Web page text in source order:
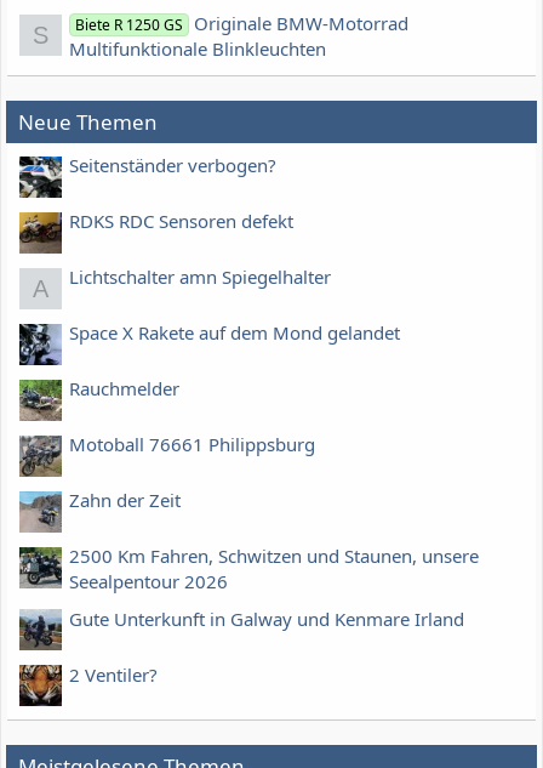
S Biete R 1250 GS
Originale BMW-Motorrad
Multifunktionale Blinkleuchten
Neue Themen
Seitenständer verbogen?
RDKS RDC Sensoren defekt
A Lichtschalter amn Spiegelhalter
Space X Rakete auf dem Mond gelandet
Rauchmelder
Motoball 76661 Philippsburg
Zahn der Zeit
2500 Km Fahren, Schwitzen und Staunen, unsere
Seealpentour 2026
Gute Unterkunft in Galway und Kenmare Irland
2 Ventiler?